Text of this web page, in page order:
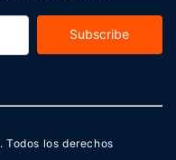
Subscribe
. Todos los derechos